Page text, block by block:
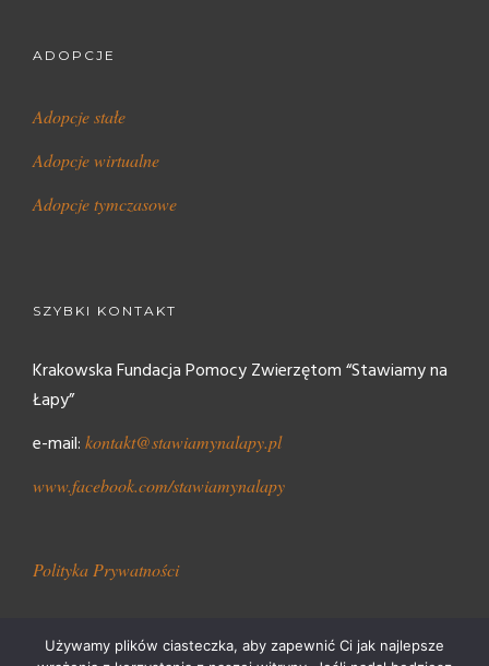
ADOPCJE
Adopcje stałe
Adopcje wirtualne
Adopcje tymczasowe
SZYBKI KONTAKT
Krakowska Fundacja Pomocy Zwierzętom “Stawiamy na
Łapy”
e-mail: kontakt@stawiamynalapy.pl
www.facebook.com/stawiamynalapy
Polityka Prywatności
Używamy plików ciasteczka, aby zapewnić Ci jak najlepsze